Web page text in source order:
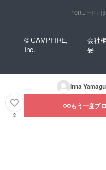
「QRコード」
© CAMPFIRE,
Inc.
会社
要
Inna
2
もう一度プ